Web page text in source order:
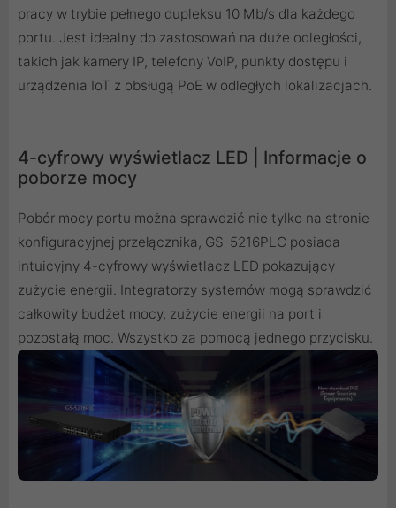
pracy w trybie pełnego dupleksu 10 Mb/s dla każdego
portu. Jest idealny do zastosowań na duże odległości,
takich jak kamery IP, telefony VoIP, punkty dostępu i
urządzenia IoT z obsługą PoE w odległych lokalizacjach.
4-cyfrowy wyświetlacz LED | Informacje o
poborze mocy
Pobór mocy portu można sprawdzić nie tylko na stronie
konfiguracyjnej przełącznika, GS-5216PLC posiada
intuicyjny 4-cyfrowy wyświetlacz LED pokazujący
zużycie energii. Integratorzy systemów mogą sprawdzić
całkowity budżet mocy, zużycie energii na port i
pozostałą moc. Wszystko za pomocą jednego przycisku.